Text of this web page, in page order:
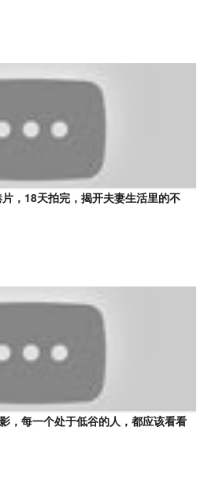
片，18天拍完，揭开夫妻生活里的不
，每一个处于低谷的人，都应该看看